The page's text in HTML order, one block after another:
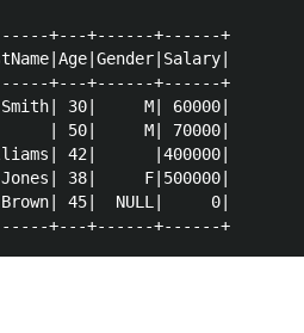
+---+------+------+
+---+------+------+
30|     M| 60000|
| 50|     M| 70000|
42|      |400000|
38|     F|500000|
45|  NULL|     0|